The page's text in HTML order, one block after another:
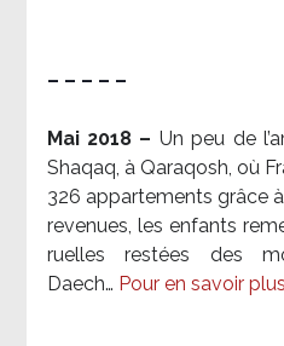
– – – – –
Mai 2018 – Un peu de
Shaqaq, à Qaraqosh, où
326 appartements grâce
revenues, les enfants
ruelles restées des
Daech… Pour en savoir